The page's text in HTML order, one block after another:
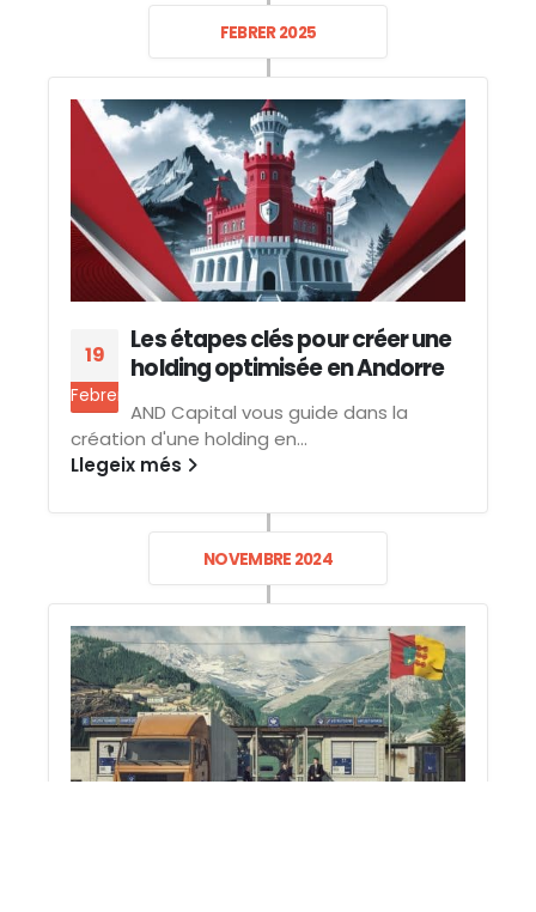
FEBRER 2025
19
Febrer
Les étapes clés pour créer une
holding optimisée en Andorre
AND Capital vous guide dans la
création d'une holding en...
Llegeix més
NOVEMBRE 2024